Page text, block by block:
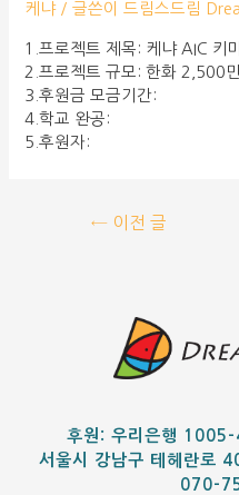
케냐/ 글쓴이드림스드림
1.프로젝트 제목: 케냐 AIC 키
2.프로젝트 규모: 한화 2,500
3.후원금 모금기간:
4.학교 완공:
5.후원자:
←이전 글
후원: 우리은행
서울시 강남구 테헤란로
070-